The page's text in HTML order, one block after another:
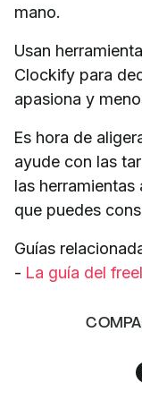
mano.
Usan
Clockify para
apasiona y
Es hora de
ayude con las
las
que puedes
Guías
- La guía del